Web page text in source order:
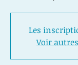
Les
Voir